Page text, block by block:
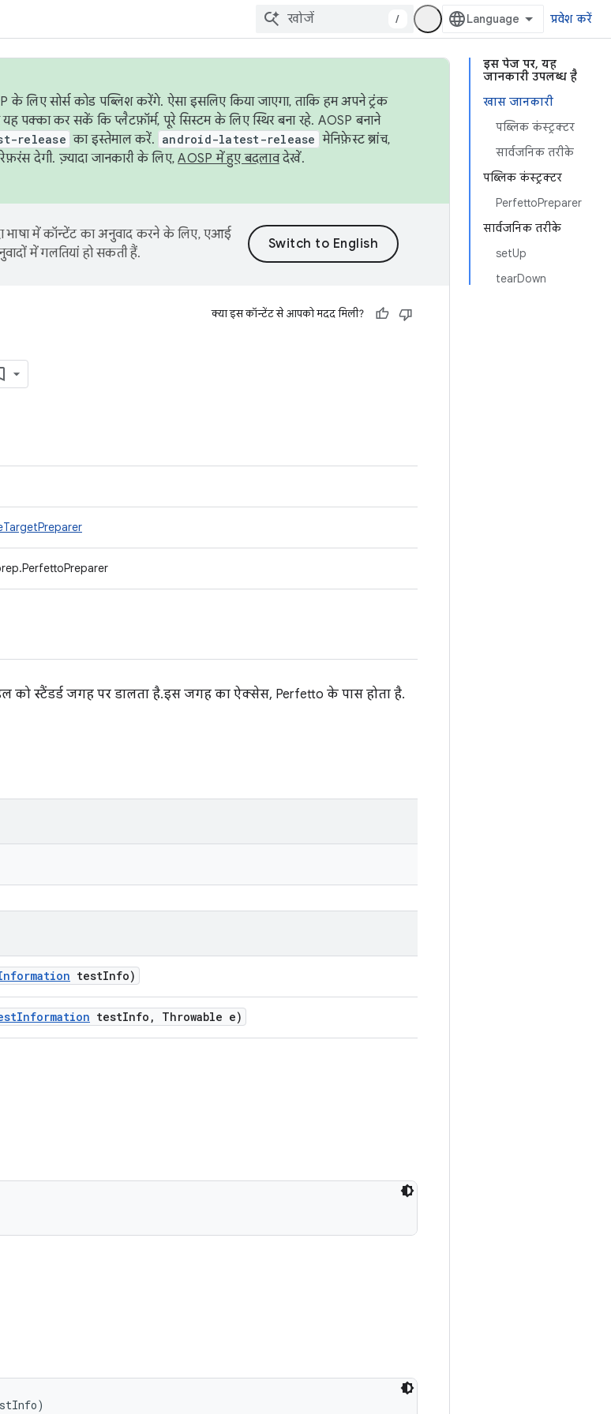
/ प्रवेश करें
इस पेज पर, यह
जानकारी उपलब्ध है
खास जानकारी
पब्लिक कंस्ट्रक्टर
सार्वजनिक तरीके
पब्लिक कंस्ट्रक्टर
PerfettoPreparer
सार्वजनिक तरीके
setUp
tearDown
के लिए सोर्स कोड पब्लिश करेंगे. ऐसा इसलिए किया जाएगा, ताकि हम अपने ट्रंक
कर सकें कि प्लैटफ़ॉर्म, पूरे सिस्टम के लिए स्थिर बना रहे. AOSP बनाने
release का इस्तेमाल करें. android-latest-release मेनिफ़ेस्ट ब्रांच,
देगी. ज़्यादा जानकारी के लिए,AOSP में हुए बदलावदेखें.
में कॉन्टेंट का अनुवाद करने के लिए, एआई
में गलतियां हो सकती हैं.
क्या इस कॉन्टेंट से आपको मदद मिली?
को स्टैंडर्ड जगह पर डालता है. इस जगह का ऐक्सेस, Perfetto के पास होता है.
testInfo)
Information testInfo , Throwable e)